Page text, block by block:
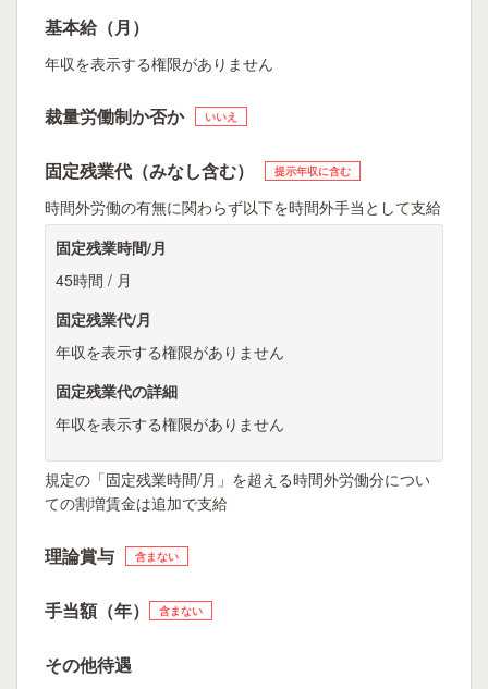
基本給（月）
年収を表示する権限がありません
裁量労働制か否か いいえ
固定残業代（みなし含む） 提示年収に含む
時間外労働の有無に関わらず以下を時間外手当として支給
固定残業時間/月
45時間 / 月
固定残業代/月
年収を表示する権限がありません
固定残業代の詳細
年収を表示する権限がありません
規定の「固定残業時間/月」を超える時間外労働分につい
ての割増賃金は追加で支給
理論賞与 含まない
手当額（年） 含まない
その他待遇